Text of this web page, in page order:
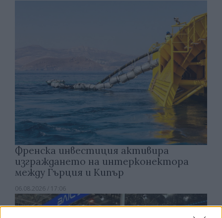
Френска инвестиция активира
изграждането на интерконектора
между Гърция и Кипър
06.08.2026 / 17:06